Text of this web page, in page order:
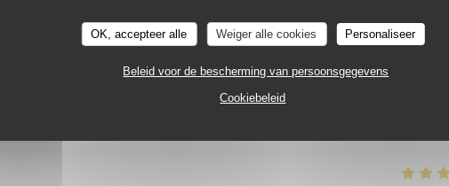
OK, accepteer alle Weiger alle cookies Personaliseer
Beleid voor de bescherming van persoonsgegevens
Cookiebeleid
adresse, service agréable et efficace
gereageerd
que vous avez passé un aussi bon moment chez nous nous fait vraiment plaisir.